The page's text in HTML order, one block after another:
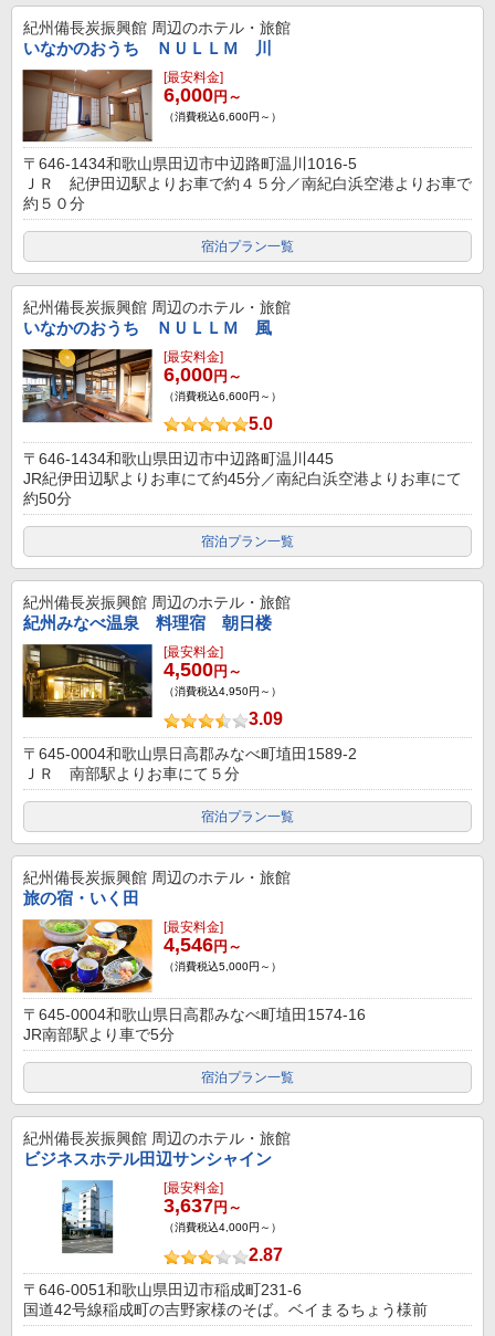
紀州備長炭振興館 周辺のホテル・旅館
いなかのおうち ＮＵＬＬＭ 川
[最安料金]
6,000円～
（消費税込6,600円～）
〒646-1434和歌山県田辺市中辺路町温川1016-5
ＪＲ 紀伊田辺駅よりお車で約４５分／南紀白浜空港よりお車で
約５０分
宿泊プラン一覧
紀州備長炭振興館 周辺のホテル・旅館
いなかのおうち ＮＵＬＬＭ 風
[最安料金]
6,000円～
（消費税込6,600円～）
5.0
〒646-1434和歌山県田辺市中辺路町温川445
JR紀伊田辺駅よりお車にて約45分／南紀白浜空港よりお車にて
約50分
宿泊プラン一覧
紀州備長炭振興館 周辺のホテル・旅館
紀州みなべ温泉 料理宿 朝日楼
[最安料金]
4,500円～
（消費税込4,950円～）
3.09
〒645-0004和歌山県日高郡みなべ町埴田1589-2
ＪＲ 南部駅よりお車にて５分
宿泊プラン一覧
紀州備長炭振興館 周辺のホテル・旅館
旅の宿・いく田
[最安料金]
4,546円～
（消費税込5,000円～）
〒645-0004和歌山県日高郡みなべ町埴田1574-16
JR南部駅より車で5分
宿泊プラン一覧
紀州備長炭振興館 周辺のホテル・旅館
ビジネスホテル田辺サンシャイン
[最安料金]
3,637円～
（消費税込4,000円～）
2.87
〒646-0051和歌山県田辺市稲成町231-6
国道42号線稲成町の吉野家様のそば。ベイまるちょう様前